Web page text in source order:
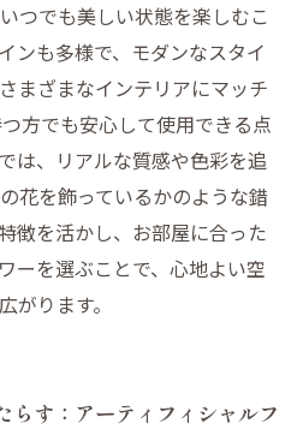
つでも美しい状態を楽しむこ
ンも多様で、モダンなスタイ
まざまなインテリアにマッチ
方でも安心して使用できる点
は、リアルな質感や色彩を追
花を飾っているかのような錯
徴を活かし、お部屋に合った
ーを選ぶことで、心地よい空
がります。
らす：アーティフィシャルフ